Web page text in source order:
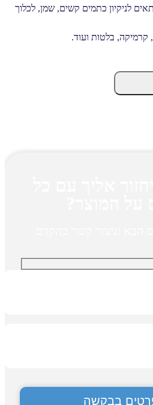
לניקיון כתמים קשים, שמן, לכלוך
קרמיקה, בלטות ועוד.